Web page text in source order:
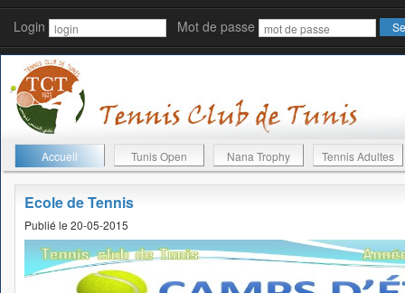
Login Mot de passe
Accueil Tunis Open Nana Trophy Tennis Adultes
Ecole de Tennis
Publié le 20-05-2015